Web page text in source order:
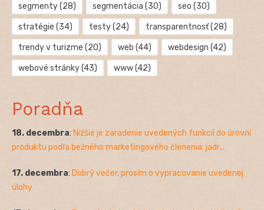
segmenty(28) segmentácia (30) seo (30)
stratégie (34) testy(24) transparentnosť(28)
trendy v turizme (20) web (44) webdesign (42)
webové stránky(43) www(42)
Poradňa
18. decembra: Nižšie je zaradenie uvedených funkcií do úrovní
produktu podľa bežného marketingového členenia: jadr...
17. decembra: Dobrý večer, prosím o vypracovanie uvedenej
úlohy